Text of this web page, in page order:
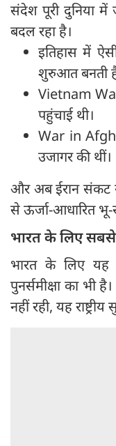
संदेश पूरी दुनिया
बदल रहा है।
इतिहास में
शुरुआत बनती
Vietnam
पहुंचाई थी।
War in
उजागर की थीं।
और अब ईरान संकट
से ऊर्जा-आधारित भू-
भारत के लिए
भारत के लिए यह
पुनर्समीक्षा का भी
नहीं रही, यह